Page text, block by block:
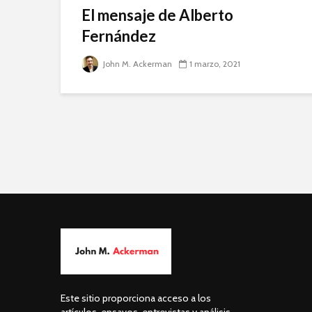
El mensaje de Alberto
Fernández
John M. Ackerman 1 marzo, 2021
Este sitio proporciona acceso a los